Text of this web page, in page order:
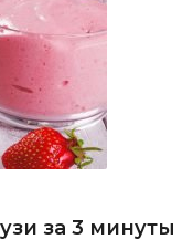
за 3 минуты